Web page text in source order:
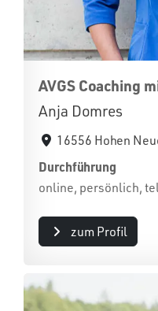
AVGS Coaching
Anja Domres
16556 Hohen
Durchführung
online, persönlich,
zum Profil